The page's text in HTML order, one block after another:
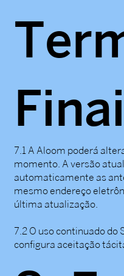
7.1 A Aloom poderá
momento. A versão
automaticamente as
mesmo endereço
última atualização.
7.2 O uso continuado do
configura aceitação